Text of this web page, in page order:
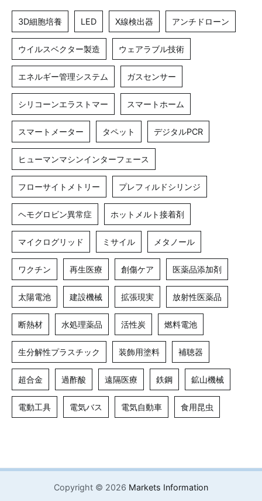
3D細胞培養 LED X線検出器 アンチドローン
ウイルスベクター製造 ウェアラブル技術
エネルギー管理システム ガスセンサー
シリコーンエラストマー スマートホーム
スマートメーター タペット デジタルPCR
ヒューマンマシンインターフェース
フローサイトメトリー プレフィルドシリンジ
ヘモグロビン異常症 ホットメルト接着剤
マイクログリッド ミサイル メタノール
ワクチン 再生医療 創傷ケア 医薬品添加剤
太陽電池 建設機械 拡張現実 放射性医薬品
断熱材 水処理薬品 活性炭 燃料電池
生分解性プラスチック 装飾用塗料 補聴器
超合金 過酢酸 遠隔医療 鉄鋼 鉱山機械
電動工具 電気バス 電気自動車 食用昆虫
Copyright © 2026 Markets Information